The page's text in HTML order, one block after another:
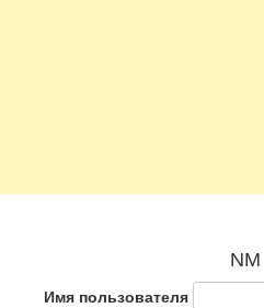
NM
Имя пользователя